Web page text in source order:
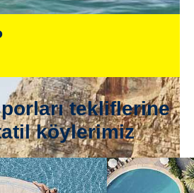
tekliflerine
köylerimiz